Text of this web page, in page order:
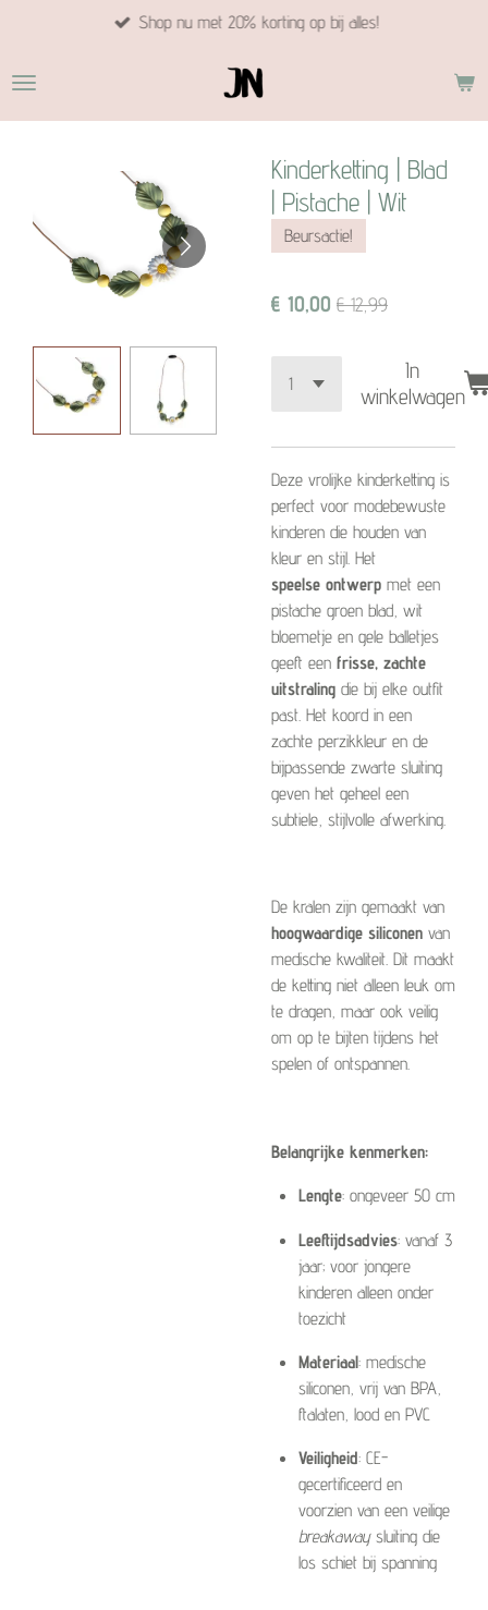
naar
hoofdinhoud
Shop nu met 20% korting op bij alles!
Kinderketting | Blad
| Pistache | Wit
Beursactie!
€ 10,00 € 12,99
In
winkelwagen
Deze vrolijke kinderketting is
perfect voor modebewuste
kinderen die houden van
kleur en stijl. Het
speelse ontwerp met een
pistache groen blad, wit
bloemetje en gele balletjes
geeft een frisse, zachte
uitstraling die bij elke outfit
past. Het koord in een
zachte perzikkleur en de
bijpassende zwarte sluiting
geven het geheel een
subtiele, stijlvolle afwerking.
De kralen zijn gemaakt van
hoogwaardige siliconen van
medische kwaliteit. Dit maakt
de ketting niet alleen leuk om
te dragen, maar ook veilig
om op te bijten tijdens het
spelen of ontspannen.
Belangrijke kenmerken:
Lengte: ongeveer 50 cm
Leeftijdsadvies: vanaf 3
jaar; voor jongere
kinderen alleen onder
toezicht
Materiaal: medische
siliconen, vrij van BPA,
ftalaten, lood en PVC
Veiligheid: CE-
gecertificeerd en
voorzien van een veilige
breakawaysluiting die
los schiet bij spanning